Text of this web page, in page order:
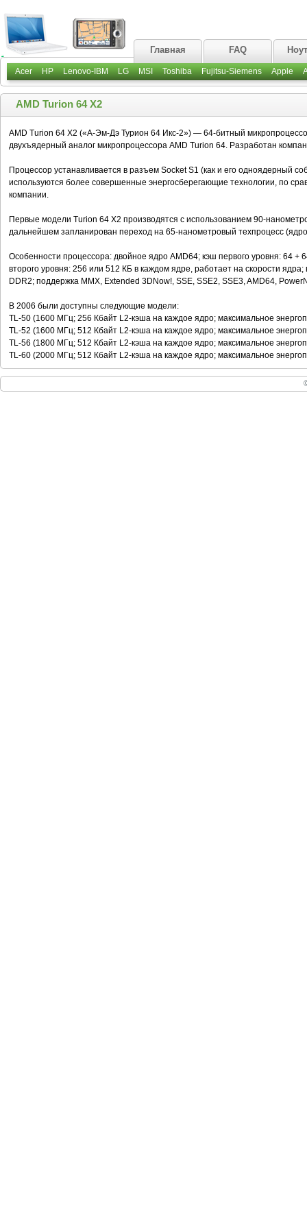
Главная FAQ
Acer HP Lenovo-IBM LG MSI Toshiba Fujitsu-Siemens Apple
AMD Turion 64 X2
AMD Turion 64 X2 («А-Эм-Дэ Турион 64 Икс-2») — 64-битный
двухъядерный аналог микропроцессора AMD Turion 64. Разработан
Процессор устанавливается в разъем Socket S1 (как и его одноядерный
используются более совершенные энергосберегающие технологии, по
компании.
Первые модели Turion 64 X2 производятся с использованием 90-
дальнейшем запланирован переход на 65-нанометровый техпроцесс
Особенности процессора: двойное ядро AMD64; кэш первого уровня: 64 +
второго уровня: 256 или 512 КБ в каждом ядре, работает на скорости
DDR2; поддержка MMX, Extended 3DNow!, SSE, SSE2, SSE3, AMD64,
В 2006 были доступны следующие модели:
TL-50 (1600 МГц; 256 Кбайт L2-кэша на каждое ядро; максимальное
TL-52 (1600 МГц; 512 Кбайт L2-кэша на каждое ядро; максимальное
TL-56 (1800 МГц; 512 Кбайт L2-кэша на каждое ядро; максимальное
TL-60 (2000 МГц; 512 Кбайт L2-кэша на каждое ядро; максимальное